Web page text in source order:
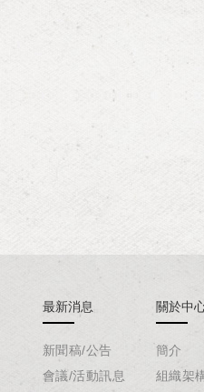
最新消息
新聞稿/公告
會議/活動訊息
關於中
簡介
組織架